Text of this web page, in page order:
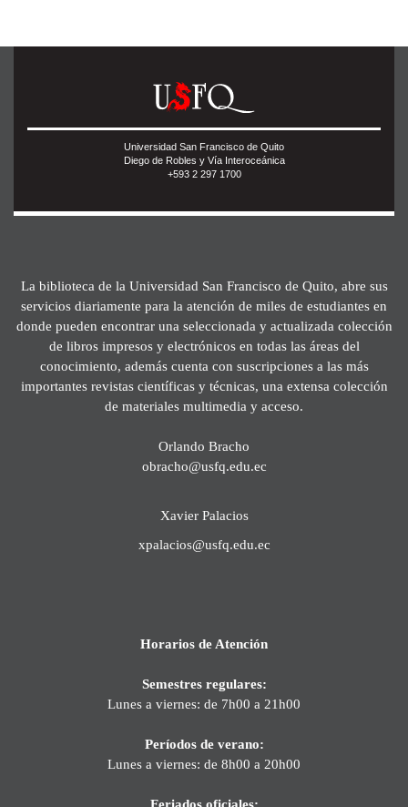
Universidad San Francisco de Quito
Diego de Robles y Vía Interoceánica
+593 2 297 1700
La biblioteca de la Universidad San Francisco de Quito, abre sus
servicios diariamente para la atención de miles de estudiantes en
donde pueden encontrar una seleccionada y actualizada colección
de libros impresos y electrónicos en todas las áreas del
conocimiento, además cuenta con suscripciones a las más
importantes revistas científicas y técnicas, una extensa colección
de materiales multimedia y acceso.
Orlando Bracho
obracho@usfq.edu.ec
Xavier Palacios
xpalacios@usfq.edu.ec
Horarios de Atención
Semestres regulares:
Lunes a viernes: de 7h00 a 21h00
Períodos de verano:
Lunes a viernes: de 8h00 a 20h00
Feriados oficiales: